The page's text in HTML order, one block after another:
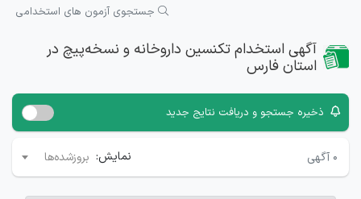
جستجوی آزمون های استخدامی
آگهی استخدام تکنسین داروخانه و نسخه‌پیچ در
استان فارس
ذخیره جستجو و دریافت نتایج جدید
۰ آگهی نمایش: بروزشده‌ها